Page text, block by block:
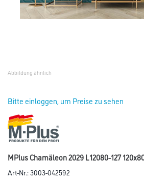
Abbildung ähnlich
Bitte einloggen, um Preise zu sehen
MPlus Chamäleon 2029 L12080-127
Art-Nr.:3003-042592